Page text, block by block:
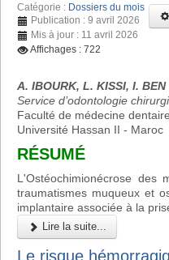
Catégorie : Dossiers du mois
Publication : 9 avril 2026
Mis à jour : 11 avril 2026
Affichages : 722
A. IBOURK, L. KISSI, I. BEN
Service d’odontologie
Faculté de médecine
Université Hassan II - Maroc
RÉSUMÉ
L'Ostéochimionécrose des
traumatismes muqueux et
implantaire associée à la
Lire la suite...
Le risque